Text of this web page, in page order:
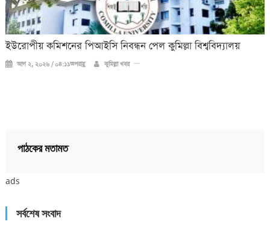
ইউরোপীয় কমিশনের পিআইসি নিবন্ধন পেল কুমিল্লা বিশ্ববিদ্যালয়
আগ ২, ২০২৬ / ০৪:১১অপরাহ্ণ কুমিল্লা খবর
পাঠকের মতামত
ads
সর্বশেষ সংবাদ